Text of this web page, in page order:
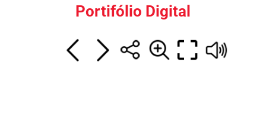
Portifólio Digital